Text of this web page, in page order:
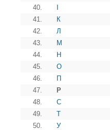
40.
І
41.
К
42.
Л
43.
М
44.
Н
45.
О
46.
П
47.
Р
48.
С
49.
Т
50.
У